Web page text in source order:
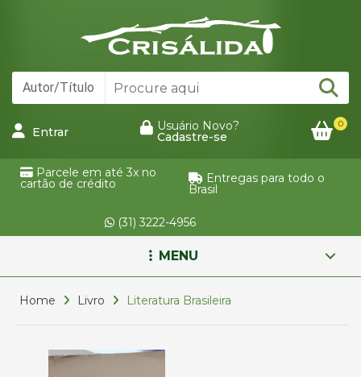
Entrar Usuário Novo?
Cadastre-se
0
Parcele em até 3x no
cartão de crédito Entregas para todo o
Brasil
(31) 3222-4956
MENU
Home Livro Literatura Brasileira